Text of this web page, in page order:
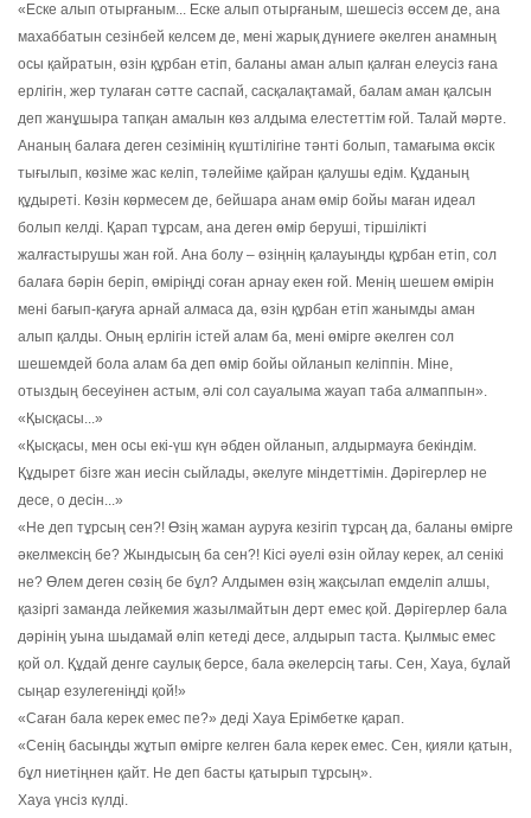
«Еске алып отырғаным... Еске алып отырғаным, шешесіз өссем де, ана
махаббатын сезінбей келсем де, мені жарық дүниеге әкелген анамның
осы қайратын, өзін құрбан етіп, баланы аман алып қалған елеусіз ғана
ерлігін, жер тулаған сәтте саспай, сасқалақтамай, балам аман қалсын
деп жанұшыра тапқан амалын көз алдыма елестеттім ғой. Талай мәрте.
Ананың балаға деген сезімінің күштілігіне тәнті болып, тамағыма өксік
тығылып, көзіме жас келіп, тәлейіме қайран қалушы едім. Құданың
құдыреті. Көзін көрмесем де, бейшара анам өмір бойы маған идеал
болып келді. Қарап тұрсам, ана деген өмір беруші, тіршілікті
жалғастырушы жан ғой. Ана болу – өзіңнің қалауыңды құрбан етіп, сол
балаға бәрін беріп, өміріңді соған арнау екен ғой. Менің шешем өмірін
мені бағып-қағуға арнай алмаса да, өзін құрбан етіп жанымды аман
алып қалды. Оның ерлігін істей алам ба, мені өмірге әкелген сол
шешемдей бола алам ба деп өмір бойы ойланып келіппін. Міне,
отыздың бесеуінен астым, әлі сол сауалыма жауап таба алмаппын».
«Қысқасы...»
«Қысқасы, мен осы екі-үш күн әбден ойланып, алдырмауға бекіндім.
Құдырет бізге жан иесін сыйлады, әкелуге міндеттімін. Дәрігерлер не
десе, о десін...»
«Не деп тұрсың сен?! Өзің жаман ауруға кезігіп тұрсаң да, баланы өмірге
әкелмексің бе? Жындысың ба сен?! Кісі әуелі өзін ойлау керек, ал сенікі
не? Өлем деген сөзің бе бұл? Алдымен өзің жақсылап емделіп алшы,
қазіргі заманда лейкемия жазылмайтын дерт емес қой. Дәрігерлер бала
дәрінің уына шыдамай өліп кетеді десе, алдырып таста. Қылмыс емес
қой ол. Құдай денге саулық берсе, бала әкелерсің тағы. Сен, Хауа, бұлай
сыңар езулегеніңді қой!»
«Саған бала керек емес пе?» деді Хауа Ерімбетке қарап.
«Сенің басыңды жұтып өмірге келген бала керек емес. Сен, қияли қатын,
бұл ниетіңнен қайт. Не деп басты қатырып тұрсың».
Хауа үнсіз күлді.